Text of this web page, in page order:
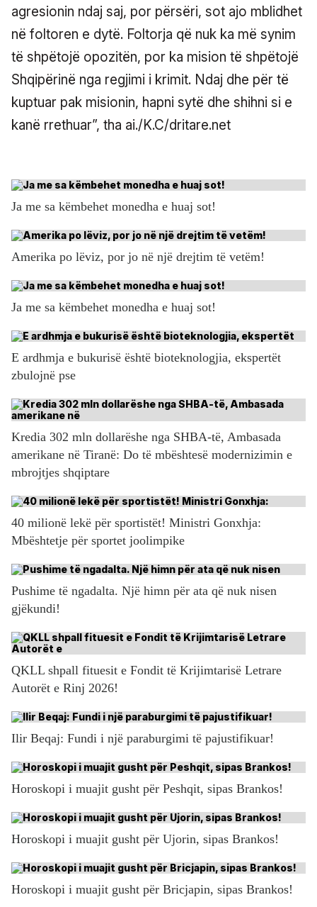
agresionin ndaj saj, por përsëri, sot ajo mblidhet
në foltoren e dytë. Foltorja që nuk ka më synim
të shpëtojë opozitën, por ka mision të shpëtojë
Shqipërinë nga regjimi i krimit. Ndaj dhe për të
kuptuar pak misionin, hapni sytë dhe shihni si e
kanë rrethuar”, tha ai./K.C/dritare.net
Ja me sa këmbehet monedha e huaj sot!
Amerika po lëviz, por jo në një drejtim të vetëm!
Ja me sa këmbehet monedha e huaj sot!
E ardhmja e bukurisë është bioteknologjia, ekspertët
zbulojnë pse
Kredia 302 mln dollarëshe nga SHBA-të, Ambasada
amerikane në Tiranë: Do të mbështesë modernizimin e
mbrojtjes shqiptare
40 milionë lekë për sportistët! Ministri Gonxhja:
Mbështetje për sportet joolimpike
Pushime të ngadalta. Një himn për ata që nuk nisen
gjëkundi!
QKLL shpall fituesit e Fondit të Krijimtarisë Letrare
Autorët e Rinj 2026!
Ilir Beqaj: Fundi i një paraburgimi të pajustifikuar!
Horoskopi i muajit gusht për Peshqit, sipas Brankos!
Horoskopi i muajit gusht për Ujorin, sipas Brankos!
Horoskopi i muajit gusht për Bricjapin, sipas Brankos!